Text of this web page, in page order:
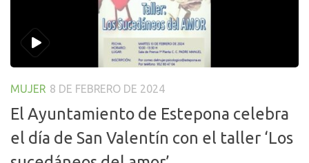
MUJER 8 DE FEBRERO DE 2024
El Ayuntamiento de Estepona celebra
el día de San Valentín con el taller ‘Los